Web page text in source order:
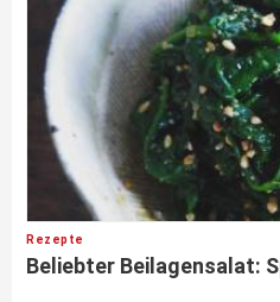
Rezepte
Beliebter Beilagensalat: